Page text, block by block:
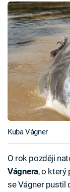
Kuba Vágner
O rok později
Vágnera, o který
se Vágner pustil